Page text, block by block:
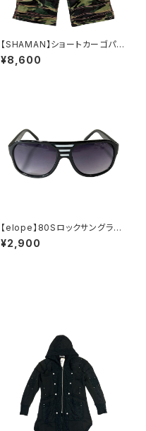
【SHAMAN】ショートカーゴパン
ツ-ARMY
¥8,600
【elope】80Sロックサングラス
（JACKSON/BK）
¥2,900